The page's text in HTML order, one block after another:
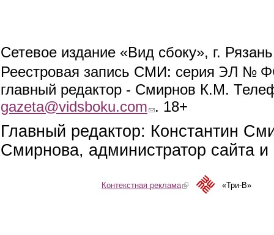
Сетевое издание «Вид сбоку», г.
Реестровая запись СМИ: серия ЭЛ №
главный редактор - Смирнов К.М.
gazeta@vidsboku.com (link sends e-mail)
. 18+
Главный редактор: Константин
Смирнова, администратор сайта
Контекстная реклама(link is external)«Три-В»